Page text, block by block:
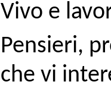
Vivo e
Pensieri,
che vi